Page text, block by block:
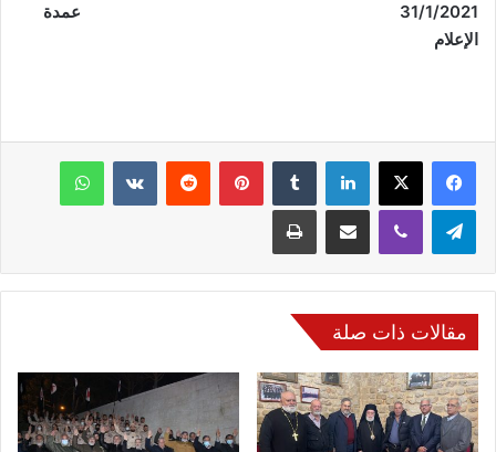
31 /1/2021 عمدة
الإعلام
فيسبوك لينكدإن بينتيريست
مقالات ذات صلة